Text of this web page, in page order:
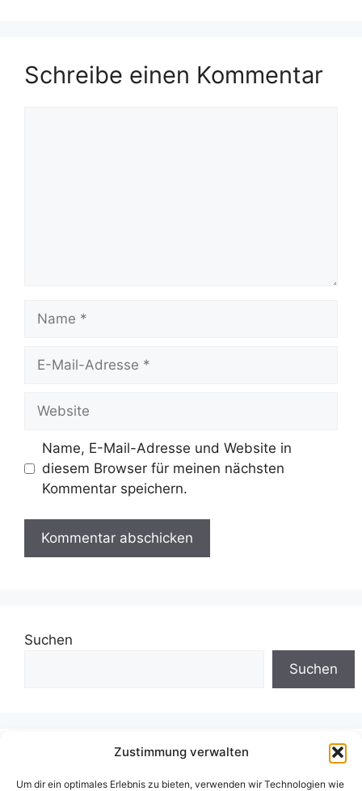
Zustimmung verwalten
Um dir ein optimales Erlebnis zu bieten, verwenden wir Technologien wie
Schreibe einen Kommentar
Mail-
Name, E-Mail-Adresse und Website in
diesem Browser für meinen nächsten
Kommentar speichern.
Suchen
Suchen
Neueste Beiträge